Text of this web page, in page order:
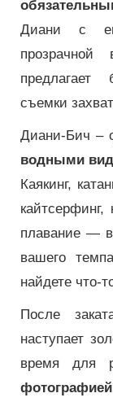
Диани с
предлагает
съемки
Диани-Бич –
водными
Каякинг,
плавание —
вашего
найдете что-
После
наступает
время для